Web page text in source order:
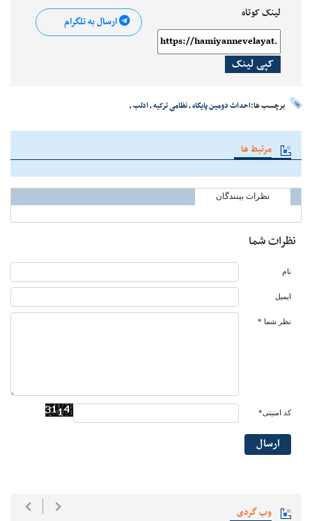
وب گردی
لینک کوتاه
کپی لینک
ارسال به تلگرام
برچسب ها:احداث دومین پایگاه،نظامی ترکیه،ادلب،
مرتبط ها
نظرات بینندگان
نظرات شما
نام
ایمیل
نظر شما *
کد امنیتی*
ارسال